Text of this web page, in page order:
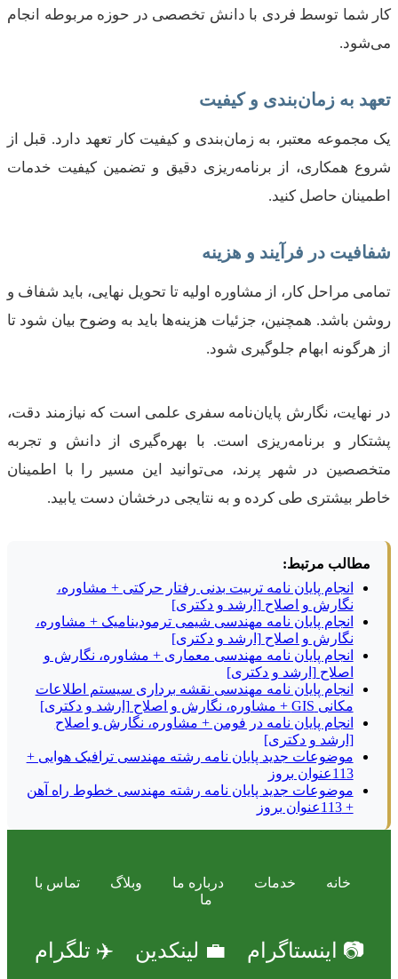
کار شما توسط فردی با دانش تخصصی در حوزه مربوطه انجام
می‌شود.
تعهد به زمان‌بندی و کیفیت
یک مجموعه معتبر، به زمان‌بندی و کیفیت کار تعهد دارد. قبل از
شروع همکاری، از برنامه‌ریزی دقیق و تضمین کیفیت خدمات
اطمینان حاصل کنید.
شفافیت در فرآیند و هزینه
تمامی مراحل کار، از مشاوره اولیه تا تحویل نهایی، باید شفاف و
روشن باشد. همچنین، جزئیات هزینه‌ها باید به وضوح بیان شود تا
از هرگونه ابهام جلوگیری شود.
در نهایت، نگارش پایان‌نامه سفری علمی است که نیازمند دقت،
پشتکار و برنامه‌ریزی است. با بهره‌گیری از دانش و تجربه
متخصصین در شهر پرند، می‌توانید این مسیر را با اطمینان
خاطر بیشتری طی کرده و به نتایجی درخشان دست یابید.
مطالب مرتبط:
انجام پایان نامه تربیت بدنی رفتار حرکتی + مشاوره،
نگارش و اصلاح [ارشد و دکتری]
انجام پایان نامه مهندسی شیمی ترمودینامیک + مشاوره،
نگارش و اصلاح [ارشد و دکتری]
انجام پایان نامه مهندسی معماری + مشاوره، نگارش و
اصلاح [ارشد و دکتری]
انجام پایان نامه مهندسی نقشه برداری سیستم اطلاعات
مکانی GIS + مشاوره، نگارش و اصلاح [ارشد و دکتری]
انجام پایان نامه در فومن + مشاوره، نگارش و اصلاح
[ارشد و دکتری]
موضوعات جدید پایان نامه رشته مهندسی ترافیک هوایی +
113عنوان بروز
موضوعات جدید پایان نامه رشته مهندسی خطوط راه آهن
+ 113عنوان بروز
خانه خدمات درباره ما وبلاگ
تماس با
ما
📷 اینستاگرام 💼 لینکدین ✈️ تلگرام